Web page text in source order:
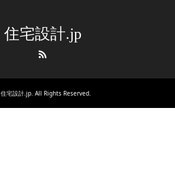
住宅設計.jp
住宅設計.jp. All Rights Reserved.